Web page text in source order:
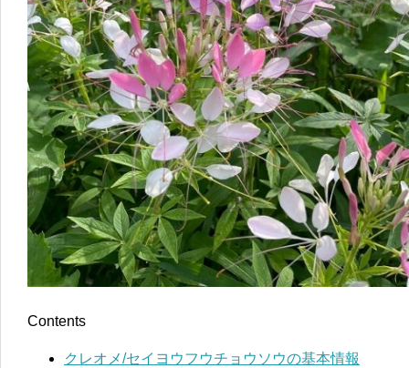
Contents
クレオメ/セイヨウフウチョウソウの基本情報